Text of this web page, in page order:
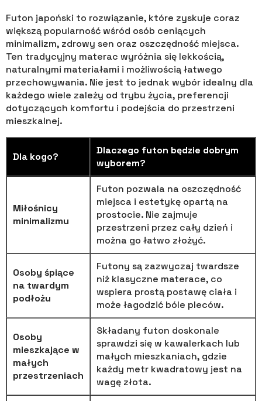
Futon japoński to rozwiązanie, które zyskuje coraz
większą popularność wśród osób ceniących
minimalizm, zdrowy sen oraz oszczędność miejsca.
Ten tradycyjny materac wyróżnia się lekkością,
naturalnymi materiałami i możliwością łatwego
przechowywania. Nie jest to jednak wybór idealny dla
każdego wiele zależy od trybu życia, preferencji
dotyczących komfortu i podejścia do przestrzeni
mieszkalnej.
Dla kogo?
Dlaczego futon będzie dobrym
wyborem?
Miłośnicy
minimalizmu
Futon pozwala na oszczędność
miejsca i estetykę opartą na
prostocie. Nie zajmuje
przestrzeni przez cały dzień i
można go łatwo złożyć.
Osoby śpiące
na twardym
podłożu
Futony są zazwyczaj twardsze
niż klasyczne materace, co
wspiera prostą postawę ciała i
może łagodzić bóle pleców.
Osoby
mieszkające w
małych
przestrzeniach
Składany futon doskonale
sprawdzi się w kawalerkach lub
małych mieszkaniach, gdzie
każdy metr kwadratowy jest na
wagę złota.